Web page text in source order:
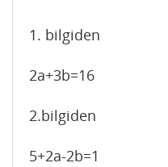
1. bilgiden
2a+3b=16
2.bilgiden
5+2a-2b=1